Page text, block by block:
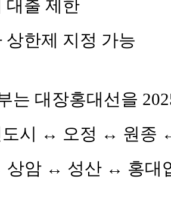
대출 제한
상한제 지정 가능
는 대장홍대선을
도시 ↔ 오정 ↔ 원
암 ↔ 성산 ↔ 홍대